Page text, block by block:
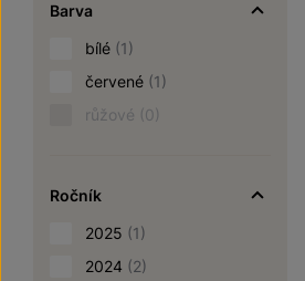
Barva
bílé (1)
červené (1)
růžové (0)
Ročník
2025 (1)
2024 (2)